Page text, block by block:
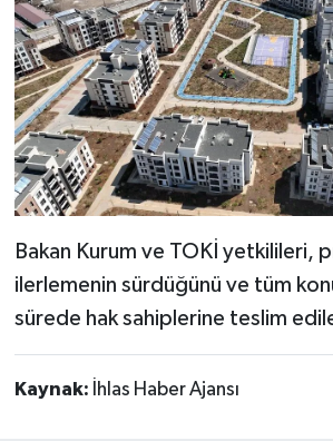
Bakan Kurum ve TOKİ yetkilileri,
ilerlemenin sürdüğünü ve tüm
sürede hak sahiplerine teslim
Kaynak: İhlas Haber Ajansı